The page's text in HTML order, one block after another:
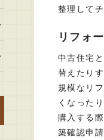
整理して
リフォ
中古住宅
替えたり
規模なリ
くなった
購入する
築確認申